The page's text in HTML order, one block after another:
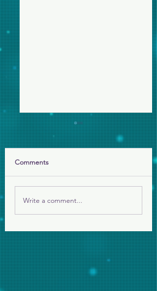
願祢的國降臨
Comments
Write a comment...